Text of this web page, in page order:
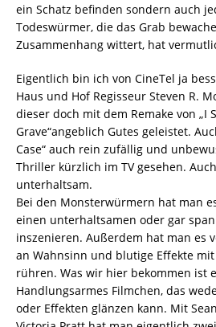
ein Schatz befinden sondern auch
Todeswürmer, die das Grab
Zusammenhang wittert, hat
Eigentlich bin ich von CineTel ja
Haus und Hof Regisseur Steven R.
dieser doch mit dem Remake von „I
Grave“angeblich Gutes geleistet.
Case“ auch rein zufällig und
Thriller kürzlich im TV gesehen.
unterhaltsam.
Bei den Monsterwürmern hat man
einen unterhaltsamen oder gar
inszenieren. Außerdem hat man es
an Wahnsinn und blutige Effekte
rühren. Was wir hier bekommen ist
Handlungsarmes Filmchen, das
oder Effekten glänzen kann. Mit